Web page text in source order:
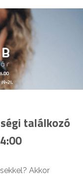
találkozó
Akkor